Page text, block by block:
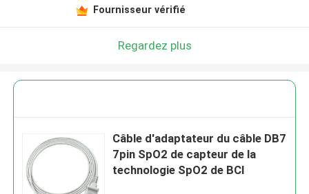
Fournisseur vérifié
Regardez plus
Câble d'adaptateur du câble DB7
7pin SpO2 de capteur de la
technologie SpO2 de BCI